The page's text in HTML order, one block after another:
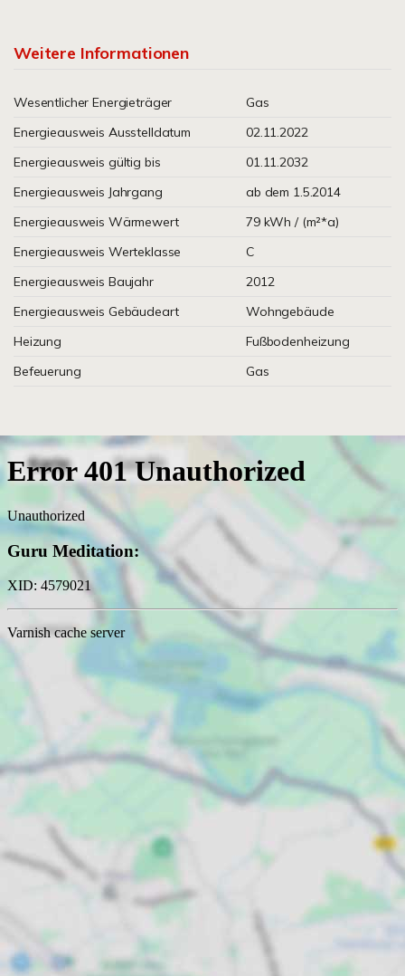
Weitere Informationen
Wesentlicher Energieträger
Gas
Energieausweis Ausstelldatum
02.11.2022
Energieausweis gültig bis
01.11.2032
Energieausweis Jahrgang
ab dem 1.5.2014
Energieausweis Wärmewert
79 kWh / (m²*a)
Energieausweis Werteklasse
C
Energieausweis Baujahr
2012
Energieausweis Gebäudeart
Wohngebäude
Heizung
Fußbodenheizung
Befeuerung
Gas